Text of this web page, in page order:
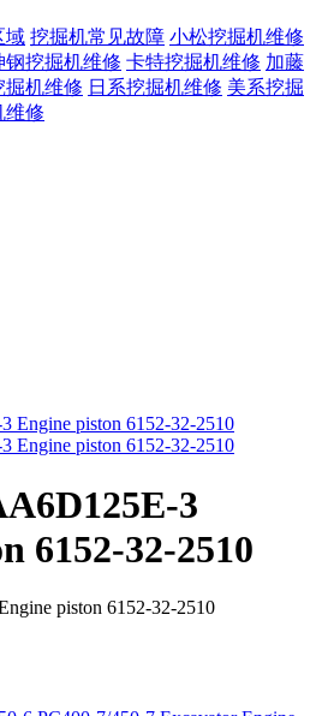
域 挖掘机常见故障 小松挖掘机维修
钢挖掘机维修 卡特挖掘机维修 加藤
掘机维修 日系挖掘机维修 美系挖掘
维修
3
6152-32-2510
piston 6152-32-2510